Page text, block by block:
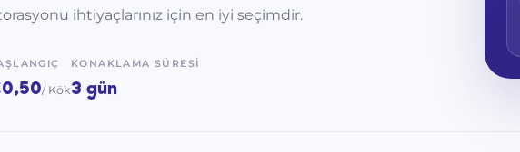
ihtiyaçlarınız için en iyi seçimdir.
/ Kök
KONAKLAMA SÜRESI
3 gün